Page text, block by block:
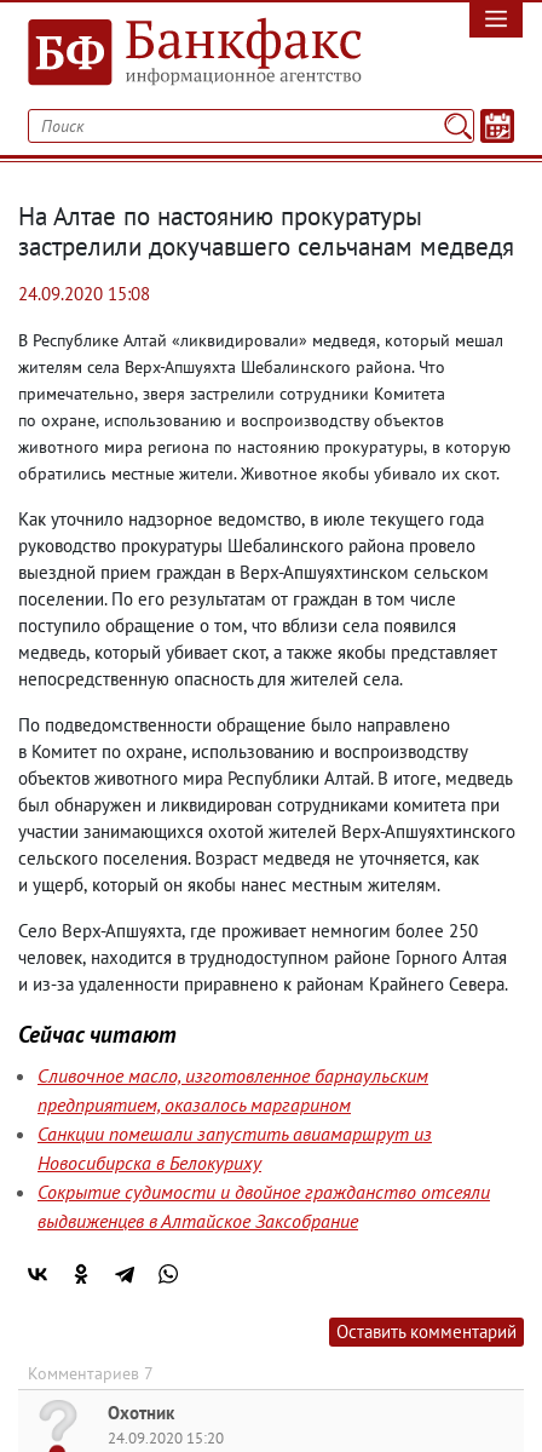
На Алтае по настоянию прокуратуры
застрелили докучавшего сельчанам медведя
24.09.2020 15:08
В Республике Алтай «ликвидировали» медведя, который мешал
жителям села Верх-Апшуяхта Шебалинского района. Что
примечательно, зверя застрелили сотрудники Комитета
по охране, использованию и воспроизводству объектов
животного мира региона по настоянию прокуратуры, в которую
обратились местные жители. Животное якобы убивало их скот.
Как уточнило надзорное ведомство, в июле текущего года
руководство прокуратуры Шебалинского района провело
выездной прием граждан в Верх-Апшуяхтинском сельском
поселении. По его результатам от граждан в том числе
поступило обращение о том, что вблизи села появился
медведь, который убивает скот, а также якобы представляет
непосредственную опасность для жителей села.
По подведомственности обращение было направлено
в Комитет по охране, использованию и воспроизводству
объектов животного мира Республики Алтай. В итоге, медведь
был обнаружен и ликвидирован сотрудниками комитета при
участии занимающихся охотой жителей Верх-Апшуяхтинского
сельского поселения. Возраст медведя не уточняется, как
и ущерб, который он якобы нанес местным жителям.
Село Верх-Апшуяхта, где проживает немногим более 250
человек, находится в труднодоступном районе Горного Алтая
и из-за удаленности приравнено к районам Крайнего Севера.
Сейчас читают
Сливочное масло, изготовленное барнаульским
предприятием, оказалось маргарином
Санкции помешали запустить авиамаршрут из
Новосибирска в Белокуриху
Сокрытие судимости и двойное гражданство отсеяли
выдвиженцев в Алтайское Заксобрание
Оставить комментарий
Комментариев 7
Охотник
24.09.2020 15:20